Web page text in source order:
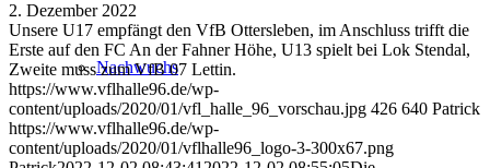
Nachwuchs
2. Dezember 2022
Unsere U17 empfängt den VfB Ottersleben, im Anschluss trifft die
Erste auf den FC An der Fahner Höhe, U13 spielt bei Lok Stendal,
Zweite muss zum VfB 07 Lettin.
https://www.vflhalle96.de/wp-
content/uploads/2020/01/vfl_halle_96_vorschau.jpg 426 640 Patrick
https://www.vflhalle96.de/wp-
content/uploads/2020/01/vflhalle96_logo-3-300x67.png